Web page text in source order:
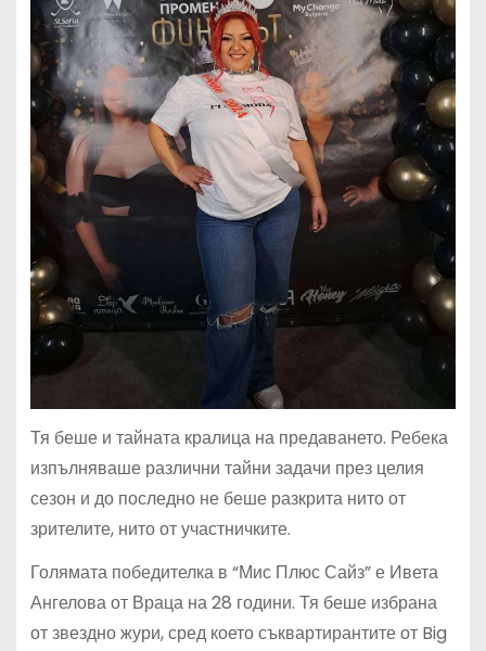
Тя беше и тайната кралица на предаването. Ребека
изпълняваше различни тайни задачи през целия
сезон и до последно не беше разкрита нито от
зрителите, нито от участничките.
Голямата победителка в “Мис Плюс Сайз” е Ивета
Ангелова от Враца на 28 години. Тя беше избрана
от звездно жури, сред което съквартирантите от Big